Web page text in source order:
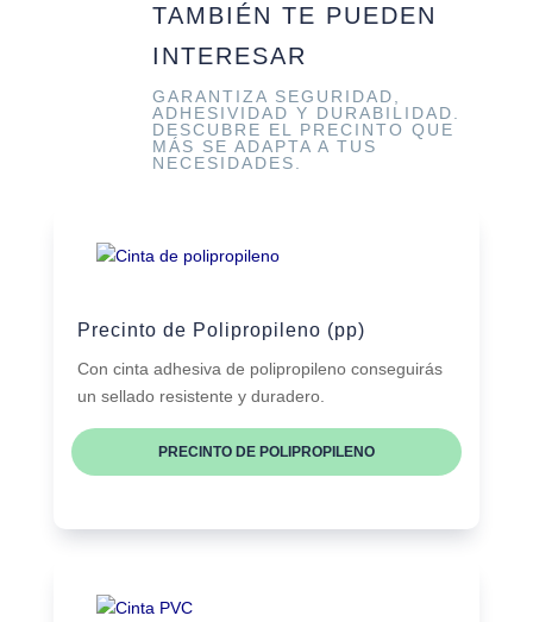
TAMBIÉN TE PUEDEN
INTERESAR
GARANTIZA SEGURIDAD,
ADHESIVIDAD Y DURABILIDAD.
DESCUBRE EL PRECINTO QUE
MÁS SE ADAPTA A TUS
NECESIDADES.
Precinto de Polipropileno (pp)
Con cinta adhesiva de polipropileno conseguirás
un sellado resistente y duradero.
PRECINTO DE POLIPROPILENO